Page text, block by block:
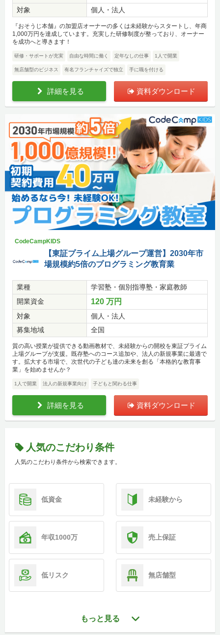
対象 個人・法人
『おそうじ本舗』の加盟店オーナーの多くは未経験からスタートし、年商
1,000万円を達成しています。充実した研修制度が整っており、オーナー
を成功へと導きます！
研修・サポートが充実 自由な時間に働く 定年なしの仕事 1人で開業
無店舗型のビジネス 有名フランチャイズで独立 手に職を付ける
詳細を見る 資料ダウンロード
CodeCampKIDS
【東証プライム上場グループ運営】2030年市
場規模約5倍のプログラミング教育業
業種
学習塾・個別指導塾・家庭教師
開業資金
120 万円
対象
個人・法人
募集地域
全国
質の高い授業が提供できる動画教材で、未経験からの開校を東証プライム
上場グループが支援。既存塾へのコース追加や、法人の新規事業に最適で
す。拡大する市場で、次世代の子ども達の未来を創る「本格的な教育事
業」を始めませんか？
1人で開業 法人の新規事業向け 子どもと関わる仕事
詳細を見る 資料ダウンロード
人気のこだわり条件
人気のこだわり条件から検索できます。
低資金 未経験から
年収1000万 売上保証
低リスク 無店舗型
もっと見る